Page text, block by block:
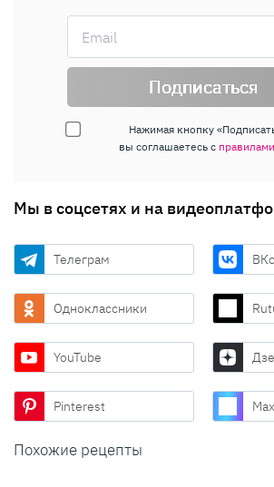
Подписаться
Нажимая кнопку
вы соглашаетесь с правилами
Мы в соцсетях и на
Телеграм
Одноклассники
YouTube
Pinterest Max
Похожие рецепты